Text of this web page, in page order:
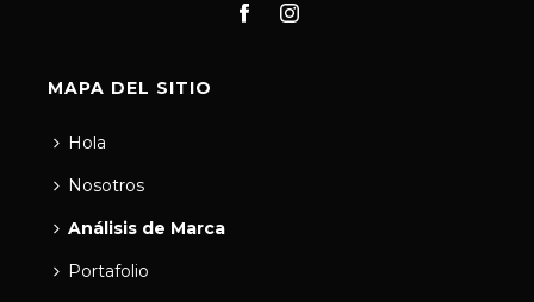
MAPA DEL SITIO
Hola
Nosotros
Análisis de Marca
Portafolio